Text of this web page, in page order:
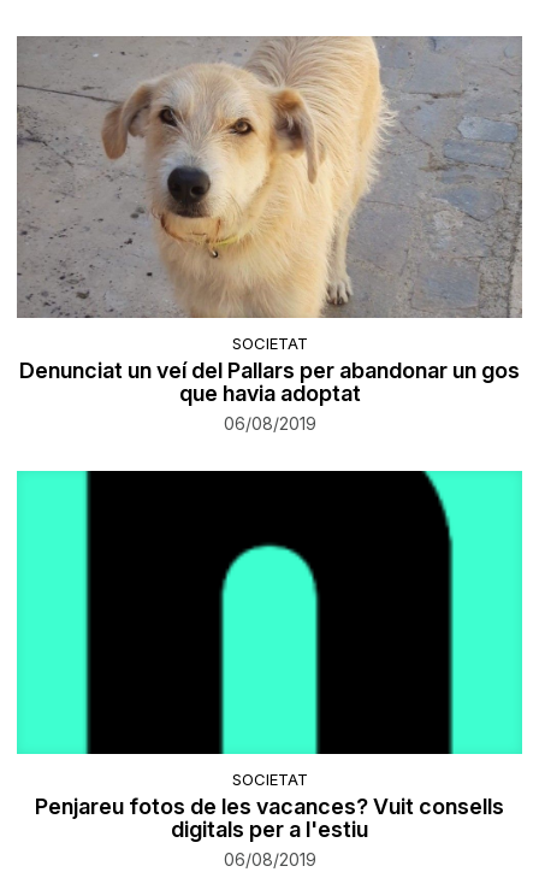
SOCIETAT
Denunciat un veí del Pallars per abandonar un gos
que havia adoptat
06/08/2019
SOCIETAT
Penjareu fotos de les vacances? Vuit consells
digitals per a l'estiu
06/08/2019